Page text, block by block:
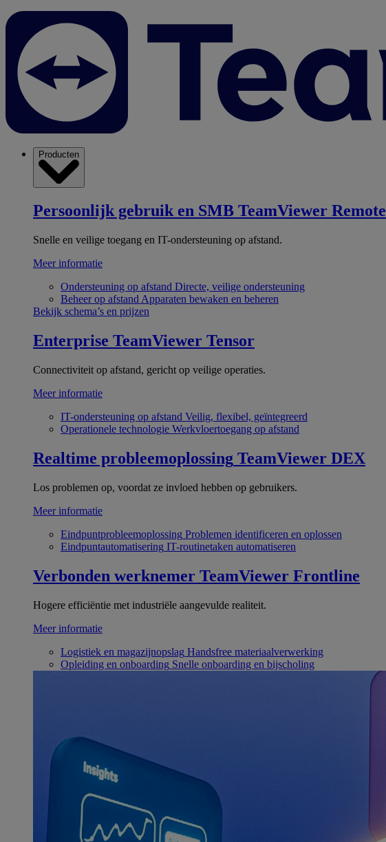
Producten
Persoonlijk gebruik en SMB TeamViewer Remote
Snelle en veilige toegang en IT-ondersteuning op afstand.
Meer informatie
Ondersteuning op afstand Directe, veilige ondersteuning
Beheer op afstand Apparaten bewaken en beheren
Bekijk schema’s en prijzen
Enterprise TeamViewer Tensor
Connectiviteit op afstand, gericht op veilige operaties.
Meer informatie
IT-ondersteuning op afstand Veilig, flexibel, geïntegreerd
Operationele technologie Werkvloertoegang op afstand
Realtime probleemoplossing TeamViewer DEX
Los problemen op, voordat ze invloed hebben op gebruikers.
Meer informatie
Eindpuntprobleemoplossing Problemen identificeren en oplossen
Eindpuntautomatisering IT-routinetaken automatiseren
Verbonden werknemer TeamViewer Frontline
Hogere efficiëntie met industriële aangevulde realiteit.
Meer informatie
Logistiek en magazijnopslag Handsfree materiaalverwerking
Opleiding en onboarding Snelle onboarding en bijscholing